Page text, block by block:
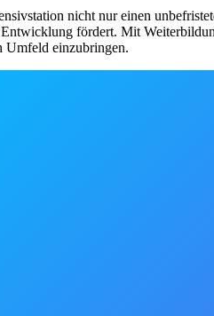
nicht nur einen
fördert. Mit
Umfeld einzubringen.